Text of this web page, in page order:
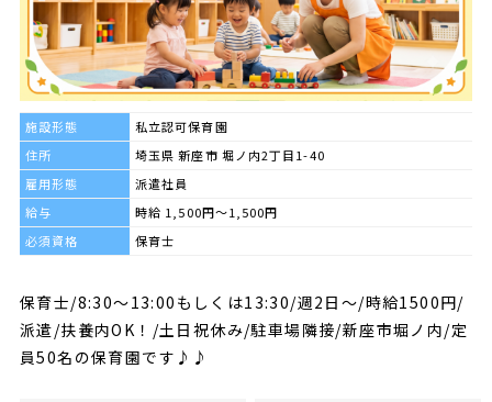
施設形態
私立認可保育園
住所
埼玉県 新座市 堀ノ内2丁目1-40
雇用形態
派遣社員
給与
時給 1,500円～1,500円
必須資格
保育士
保育士/8:30～13:00もしくは13:30/週2日～/時給1500円/
派遣/扶養内OK！/土日祝休み/駐車場隣接/新座市堀ノ内/定
員50名の保育園です♪♪